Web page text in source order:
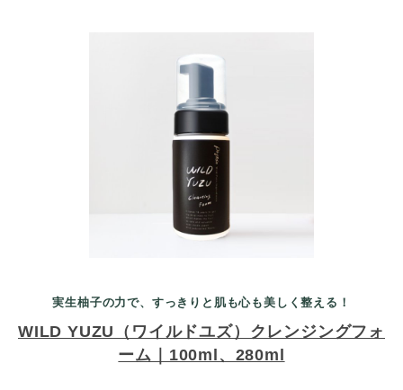
実生柚子の力で、すっきりと肌も心も美しく整える！
WILD YUZU（ワイルドユズ）クレンジングフォ
ーム｜100ml、280ml